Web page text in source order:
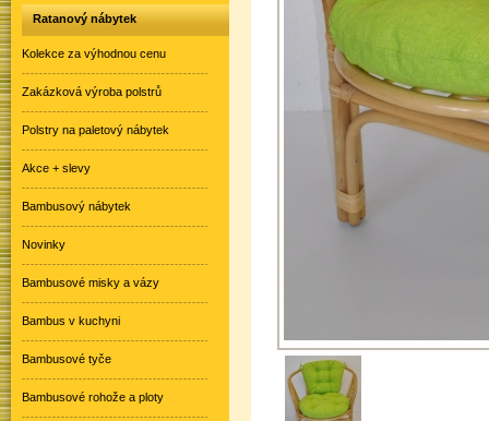
Ratanový nábytek
Kolekce za výhodnou cenu
Zakázková výroba polstrů
Polstry na paletový nábytek
Akce + slevy
Bambusový nábytek
Novinky
Bambusové misky a vázy
Bambus v kuchyni
Bambusové tyče
Bambusové rohože a ploty